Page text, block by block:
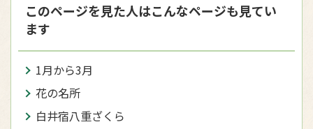
このページを見た人はこんなページも見てい
ます
1月から3月
花の名所
白井宿八重ざくら